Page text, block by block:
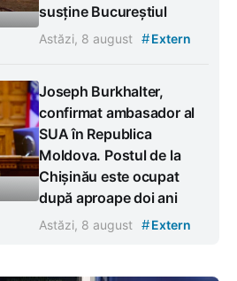
susține Bucureștiul
Astăzi, 8 august #Extern
Joseph Burkhalter,
confirmat ambasador al
SUA în Republica
Moldova. Postul de la
Chișinău este ocupat
după aproape doi ani
Astăzi, 8 august #Extern